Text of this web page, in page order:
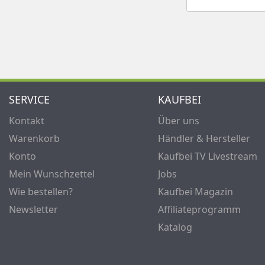
SERVICE
Kontakt
Warenkorb
Konto
Mein Wunschzettel
Wie bestellen?
Newsletter
KAUFBEI
Über uns
Händler & Hersteller
Kaufbei TV Livestream
Jobs
Kaufbei Magazin
Affiliateprogramm
Katalog